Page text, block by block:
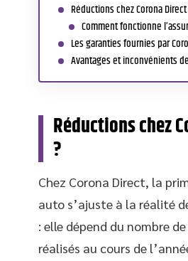
Réductions chez Corona
Comment fonctionne
Les garanties fournies par
Avantages et inconvénients
Réductions chez
?
Chez Corona Direct, la
auto s’ajuste à la réalité
: elle dépend du nombre
réalisés au cours de